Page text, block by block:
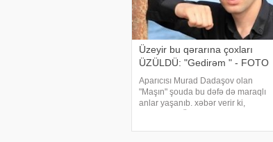
Üzeyir bu qərarına çoxları
ÜZÜLDÜ: "Gedirəm " - FOTO
Aparıcısı Murad Dadaşov olan
"Maşın" şouda bu dəfə də maraqlı
anlar yaşanıb. xəbər verir ki,